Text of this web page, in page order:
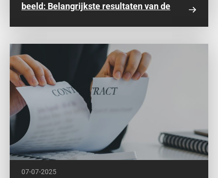
beeld: Belangrijkste resultaten van de
07-07-2025